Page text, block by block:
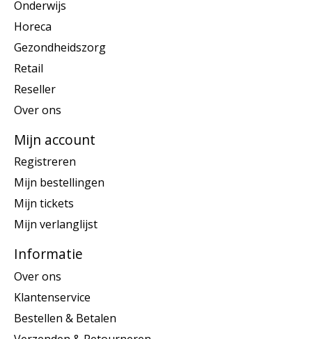
Onderwijs
Horeca
Gezondheidszorg
Retail
Reseller
Over ons
Mijn account
Registreren
Mijn bestellingen
Mijn tickets
Mijn verlanglijst
Informatie
Over ons
Klantenservice
Bestellen & Betalen